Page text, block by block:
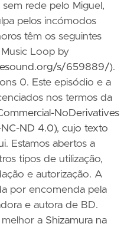
rede pelo Miguel,
pelos incómodos
têm os seguintes
Loop by
s/659889/).
0. Este episódio e a
nos termos da
NoDerivatives
ND 4.0), cujo texto
. Estamos abertos a
tipos de utilização,
e autorização. A
por encomenda pela
e autora de BD.
a Shizamura na